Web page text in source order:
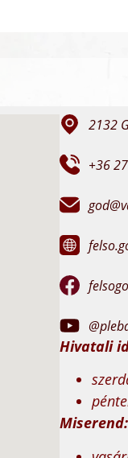
2132
+36
Hivatali
Miserend: